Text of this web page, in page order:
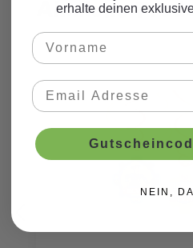
Produktgalerie
Ähnliche
erhalte deinen
NEIN,